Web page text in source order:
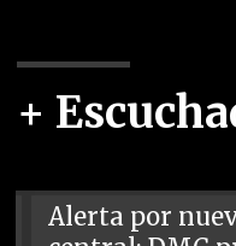
+
Alerta por